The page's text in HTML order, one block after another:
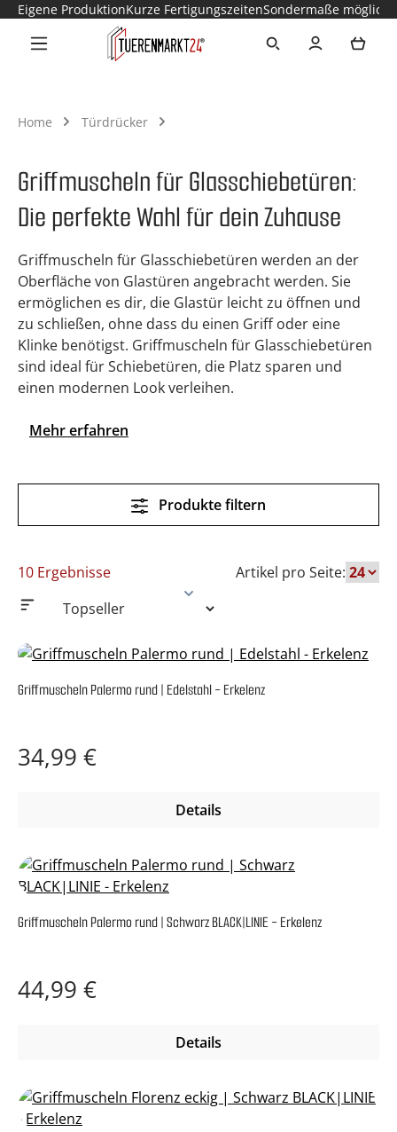
Zum Hauptinhalt springen
Eigene ProduktionKurze FertigungszeitenSondermaße möglich
Home Türdrücker
Griffmuscheln für Glasschiebetüren:
Die perfekte Wahl für dein Zuhause
Griffmuscheln für Glasschiebetüren werden an der
Oberfläche von Glastüren angebracht werden. Sie
ermöglichen es dir, die Glastür leicht zu öffnen und
zu schließen, ohne dass du einen Griff oder eine
Klinke benötigst. Griffmuscheln für Glasschiebetüren
sind ideal für Schiebetüren, die Platz sparen und
einen modernen Look verleihen.
Mehr erfahren
Produkte filtern
10 Ergebnisse Artikel pro Seite:
Griffmuscheln Palermo rund | Edelstahl - Erkelenz
Regulärer Preis:
34,99 €
Details
Griffmuscheln Palermo rund | Schwarz BLACK|LINIE - Erkelenz
Regulärer Preis:
44,99 €
Details